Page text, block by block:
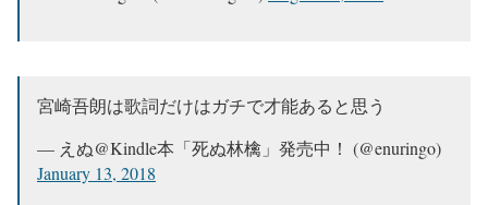
宮崎吾朗は歌詞だけはガチで才能あると思う
— えぬ@Kindle本「死ぬ林檎」発売中！ (@enuringo)
January 13, 2018